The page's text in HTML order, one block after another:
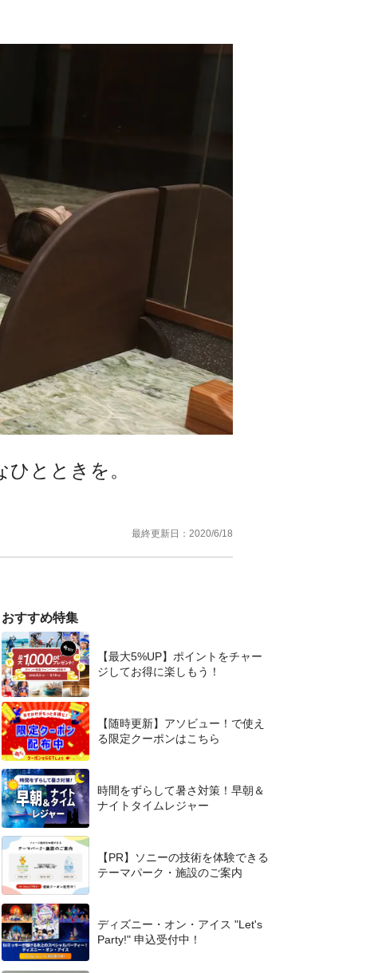
とときを。
最終更新日： 2020/6/18
おすすめ特集
【最大5%UP】ポイントをチャー
ジしてお得に楽しもう！
【随時更新】アソビュー！で使え
る限定クーポンはこちら
時間をずらして暑さ対策！早朝＆
ナイトタイムレジャー
【PR】ソニーの技術を体験できる
テーマパーク・施設のご案内
ディズニー・オン・アイス "Let's
Party!" 申込受付中！